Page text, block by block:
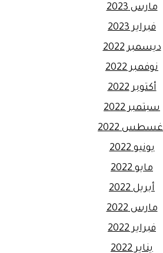
مارس 2023
فبراير 2023
ديسمبر 2022
نوفمبر 2022
أكتوبر 2022
سبتمبر 2022
2022
يونيو 2022
مايو 2022
أبريل 2022
مارس 2022
فبراير 2022
يناير 2022